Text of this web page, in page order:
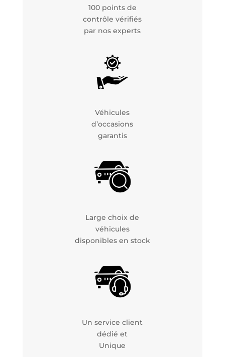
100 points de
contrôle vérifiés
par nos experts
Véhicules
d’occasions
garantis
Large choix de
véhicules
disponibles en stock
Un service client
dédié et
Unique